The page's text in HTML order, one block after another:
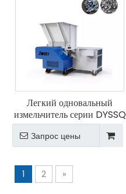
Легкий одновальный
измельчитель серии DYSSQ
Запрос цены
1 2 »